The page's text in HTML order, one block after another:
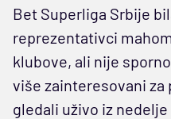
Bet Superliga Srbije
reprezentativci
klubove, ali nije
više zainteresovani
gledali uživo iz